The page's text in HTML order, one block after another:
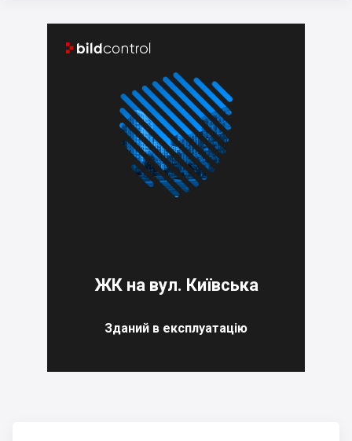
 
ЖК на вул. Київська
Зданий в експлуатацію